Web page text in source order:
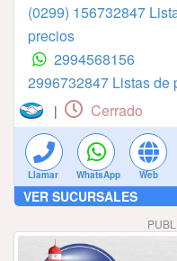
(0299) 156732847
precios
2994568156
2996732847 Listas de
| Cerrado
Llamar WhatsApp Web
VER SUCURSALES